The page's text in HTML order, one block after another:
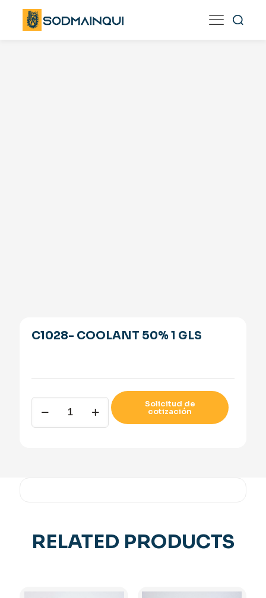
C1028- COOLANT 50% 1 GLS
C1028-
COOLANT
50%
Solicitud de
cotización
RELATED PRODUCTS